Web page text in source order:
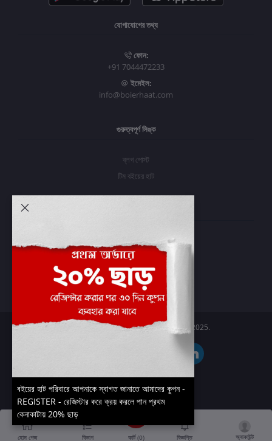
যোগাযোগের তথ্য
ফোন:
+91 7044472233
ইমেইল:
info@boierhaat.com
গুরুত্বপূর্ণ লিঙ্ক
ব্লগ পোস্ট
টিম বইয়ের হাট
প্রবেশ করুন
অর্ডার ইতিহাস
আমার ইচ্ছাগুলি
অর্ডার ট্র্যাকিং
Boier Haat™ | © All rights reserved 2025.
হোম পেজ বিভাগ কার্ট (0) বিজ্ঞপ্তি অ্যাকাউন্ট
বইয়ের হাট পরিবারে আপনাকে স্বাগত জানাতে আমাদের কুপন -
REGISTER - রেজিস্টার করে ক্রয় করলে পান প্রথম
কেনাকাটায় 20% ছাড়